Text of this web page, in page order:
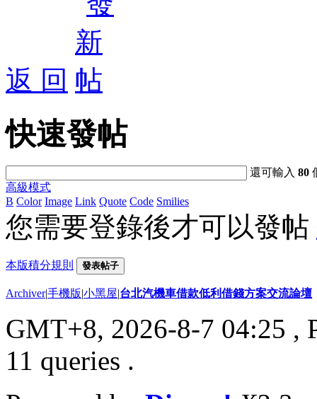
返 回
快速發帖
還可輸入80
高級模式
B Color Image Link Quote Code Smilies
您需要登錄後才可以發帖
本版積分規則 發表帖子
Archiver|手機版|小黑屋|台北汽機車借款低利借錢方案交流論壇
GMT+8, 2026-8-7 04:25 ,
11 queries .